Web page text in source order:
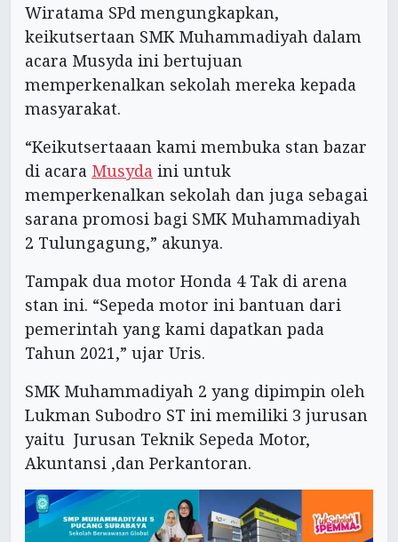
Wiratama SPd mengungkapkan,
keikutsertaan SMK Muhammadiyah dalam
acara Musyda ini bertujuan
memperkenalkan sekolah mereka kepada
masyarakat.
“Keikutsertaaan kami membuka stan bazar
di acara Musyda ini untuk
memperkenalkan sekolah dan juga sebagai
sarana promosi bagi SMK Muhammadiyah
2 Tulungagung,” akunya.
Tampak dua motor Honda 4 Tak di arena
stan ini. “Sepeda motor ini bantuan dari
pemerintah yang kami dapatkan pada
Tahun 2021,” ujar Uris.
SMK Muhammadiyah 2 yang dipimpin oleh
Lukman Subodro ST ini memiliki 3 jurusan
yaitu Jurusan Teknik Sepeda Motor,
Akuntansi ,dan Perkantoran.